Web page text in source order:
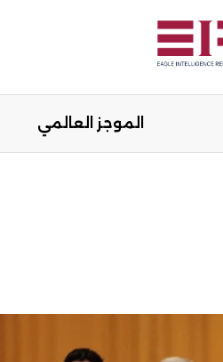
الموجز العالمي
الموجز